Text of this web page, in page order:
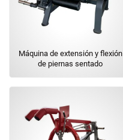
Máquina de extensión y flexión
de piernas sentado